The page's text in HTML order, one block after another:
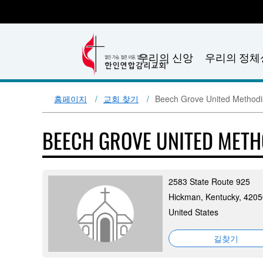
우리의 신앙 우리의 정체
홈페이지 교회 찾기 Beech Grove United
BEECH GROVE UNITED
2583 State Route 925
Hickman, Kentucky,
United States
길찾기